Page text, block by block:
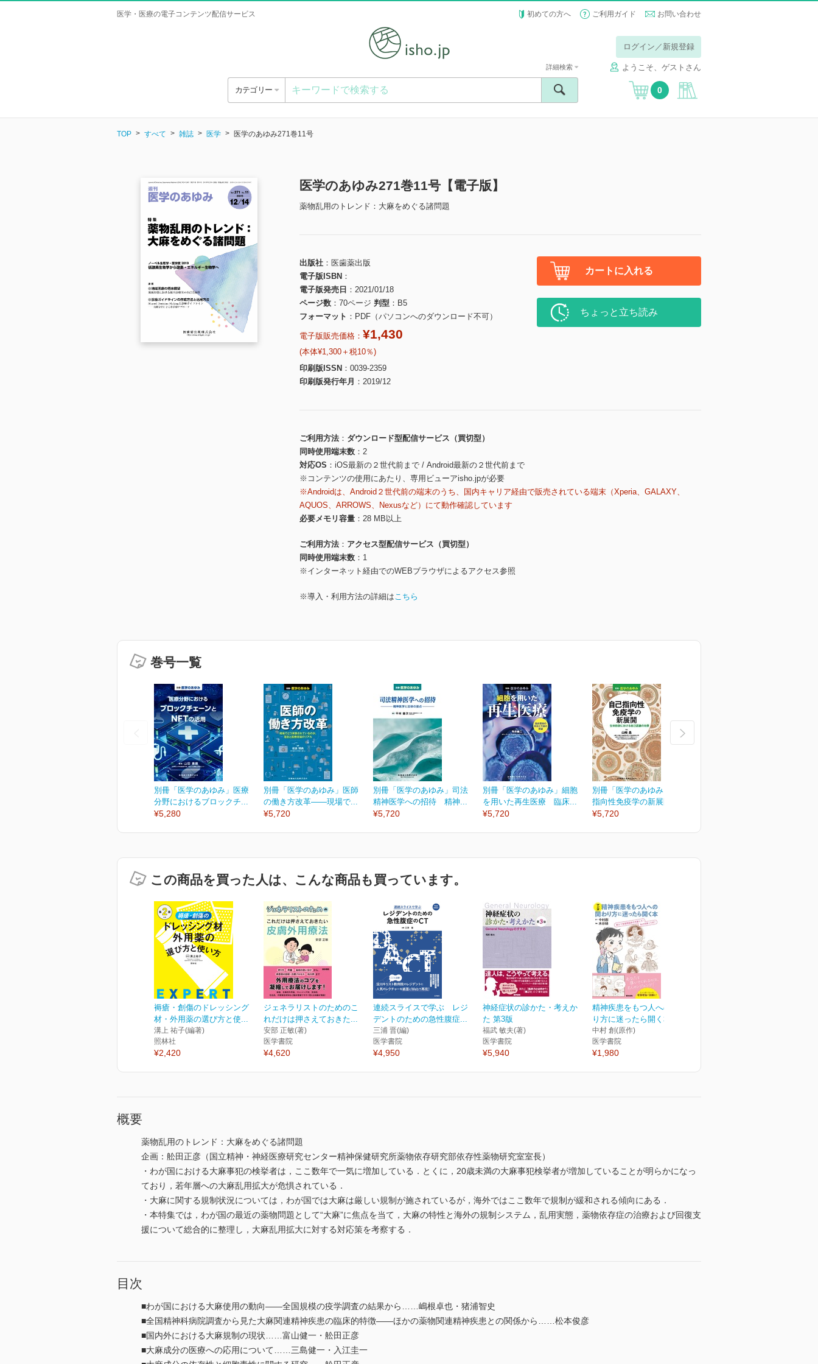
医学・医療の電子コンテンツ配信サービス 初めての方へ ご利用ガイド お問い合わせ
ログイン／新規登録
ようこそ、ゲストさん
カテゴリー
詳細検索
0
TOP すべて 雑誌 医学 医学のあゆみ271巻11号
医学のあゆみ271巻11号【電子版】
薬物乱用のトレンド：大麻をめぐる諸問題
出版社
医歯薬出版
電子版ISBN
電子版発売日
2021/01/18
ページ数
70ページ 判型
B5
フォーマット
PDF（パソコンへのダウンロード不可）
電子版販売価格： ¥1,430
(本体¥1,300＋税10％)
印刷版ISSN
0039-2359
印刷版発行年月
2019/12
カートに入れる
ちょっと立ち読み
ご利用方法
ダウンロード型配信サービス（買切型）
同時使用端末数
2
対応OS
iOS最新の２世代前まで / Android最新の２世代前まで
※コンテンツの使用にあたり、専用ビューアisho.jpが必要
※Androidは、Android２世代前の端末のうち、国内キャリア経由で販売されている端末（Xperia、GALAXY、
AQUOS、ARROWS、Nexusなど）にて動作確認しています
必要メモリ容量
28 MB以上
ご利用方法
アクセス型配信サービス（買切型）
同時使用端末数
1
※インターネット経由でのWEBブラウザによるアクセス参照
※導入・利用方法の詳細はこちら
巻号一覧
別冊「医学のあゆみ」医療
分野におけるブロックチ...
¥5,280
別冊「医学のあゆみ」医師
の働き方改革――現場で...
¥5,720
別冊「医学のあゆみ」司法
精神医学への招待 精神...
¥5,720
別冊「医学のあゆみ」細胞
を用いた再生医療 臨床...
¥5,720
別冊「医学のあゆみ」自己
指向性免疫学の新展開...
¥5,720
この商品を買った人は、こんな商品も買っています。
褥瘡・創傷のドレッシング
材・外用薬の選び方と使...
溝上 祐子(編著)
照林社
¥2,420
ジェネラリストのためのこ
れだけは押さえておきた...
安部 正敏(著)
医学書院
¥4,620
連続スライスで学ぶ レジ
デントのための急性腹症...
三浦 晋(編)
医学書院
¥4,950
神経症状の診かた・考えか
た 第3版
福武 敏夫(著)
医学書院
¥5,940
精神疾患をもつ人への関わ
り方に迷ったら開く本
中村 創(原作)
医学書院
¥1,980
概要
薬物乱用のトレンド：大麻をめぐる諸問題
企画：舩田正彦（国立精神・神経医療研究センター精神保健研究所薬物依存研究部依存性薬物研究室室長）
・わが国における大麻事犯の検挙者は，ここ数年で一気に増加している．とくに，20歳未満の大麻事犯検挙者が増加していることが明らかになっ
ており，若年層への大麻乱用拡大が危惧されている．
・大麻に関する規制状況については，わが国では大麻は厳しい規制が施されているが，海外ではここ数年で規制が緩和される傾向にある．
・本特集では，わが国の最近の薬物問題として“大麻”に焦点を当て，大麻の特性と海外の規制システム，乱用実態，薬物依存症の治療および回復支
援について総合的に整理し，大麻乱用拡大に対する対応策を考察する．
目次
■わが国における大麻使用の動向――全国規模の疫学調査の結果から……嶋根卓也・猪浦智史
■全国精神科病院調査から見た大麻関連精神疾患の臨床的特徴――ほかの薬物関連精神疾患との関係から……松本俊彦
■国内外における大麻規制の現状……富山健一・舩田正彦
■大麻成分の医療への応用について……三島健一・入江圭一